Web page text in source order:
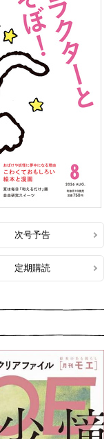
次号予告
定期購読